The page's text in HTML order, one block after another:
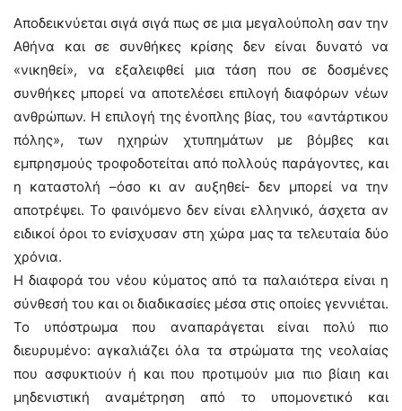
Αποδεικνύεται σιγά σιγά πως σε μια μεγαλούπολη σαν την
Αθήνα και σε συνθήκες κρίσης δεν είναι δυνατό να
«νικηθεί», να εξαλειφθεί μια τάση που σε δοσμένες
συνθήκες μπορεί να αποτελέσει επιλογή διαφόρων νέων
ανθρώπων. Η επιλογή της ένοπλης βίας, του «αντάρτικου
πόλης», των ηχηρών χτυπημάτων με βόμβες και
εμπρησμούς τροφοδοτείται από πολλούς παράγοντες, και
η καταστολή –όσο κι αν αυξηθεί- δεν μπορεί να την
αποτρέψει. Το φαινόμενο δεν είναι ελληνικό, άσχετα αν
ειδικοί όροι το ενίσχυσαν στη χώρα μας τα τελευταία δύο
χρόνια.
Η διαφορά του νέου κύματος από τα παλαιότερα είναι η
σύνθεσή του και οι διαδικασίες μέσα στις οποίες γεννιέται.
Το υπόστρωμα που αναπαράγεται είναι πολύ πιο
διευρυμένο: αγκαλιάζει όλα τα στρώματα της νεολαίας
που ασφυκτιούν ή και που προτιμούν μια πιο βίαιη και
μηδενιστική αναμέτρηση από το υπομονετικό και